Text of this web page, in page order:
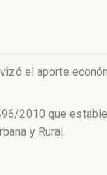
el aporte
2010 que
y Rural.